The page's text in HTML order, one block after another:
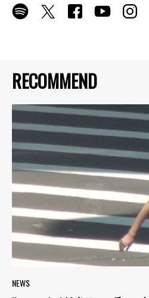
RECOMMEND
NEWS